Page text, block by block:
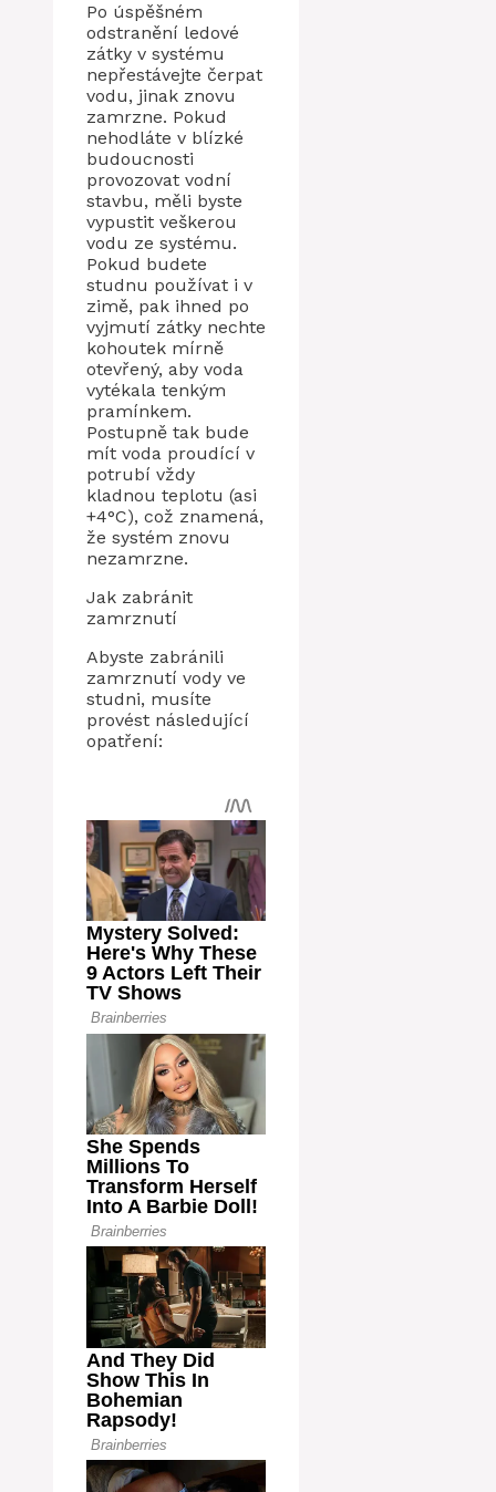
Po úspěšném
odstranění ledové
zátky v systému
nepřestávejte čerpat
vodu, jinak znovu
zamrzne. Pokud
nehodláte v blízké
budoucnosti
provozovat vodní
stavbu, měli byste
vypustit veškerou
vodu ze systému.
Pokud budete
studnu používat i v
zimě, pak ihned po
vyjmutí zátky nechte
kohoutek mírně
otevřený, aby voda
vytékala tenkým
pramínkem.
Postupně tak bude
mít voda proudící v
potrubí vždy
kladnou teplotu (asi
+4°C), což znamená,
že systém znovu
nezamrzne.
Jak zabránit
zamrznutí
Abyste zabránili
zamrznutí vody ve
studni, musíte
provést následující
opatření: